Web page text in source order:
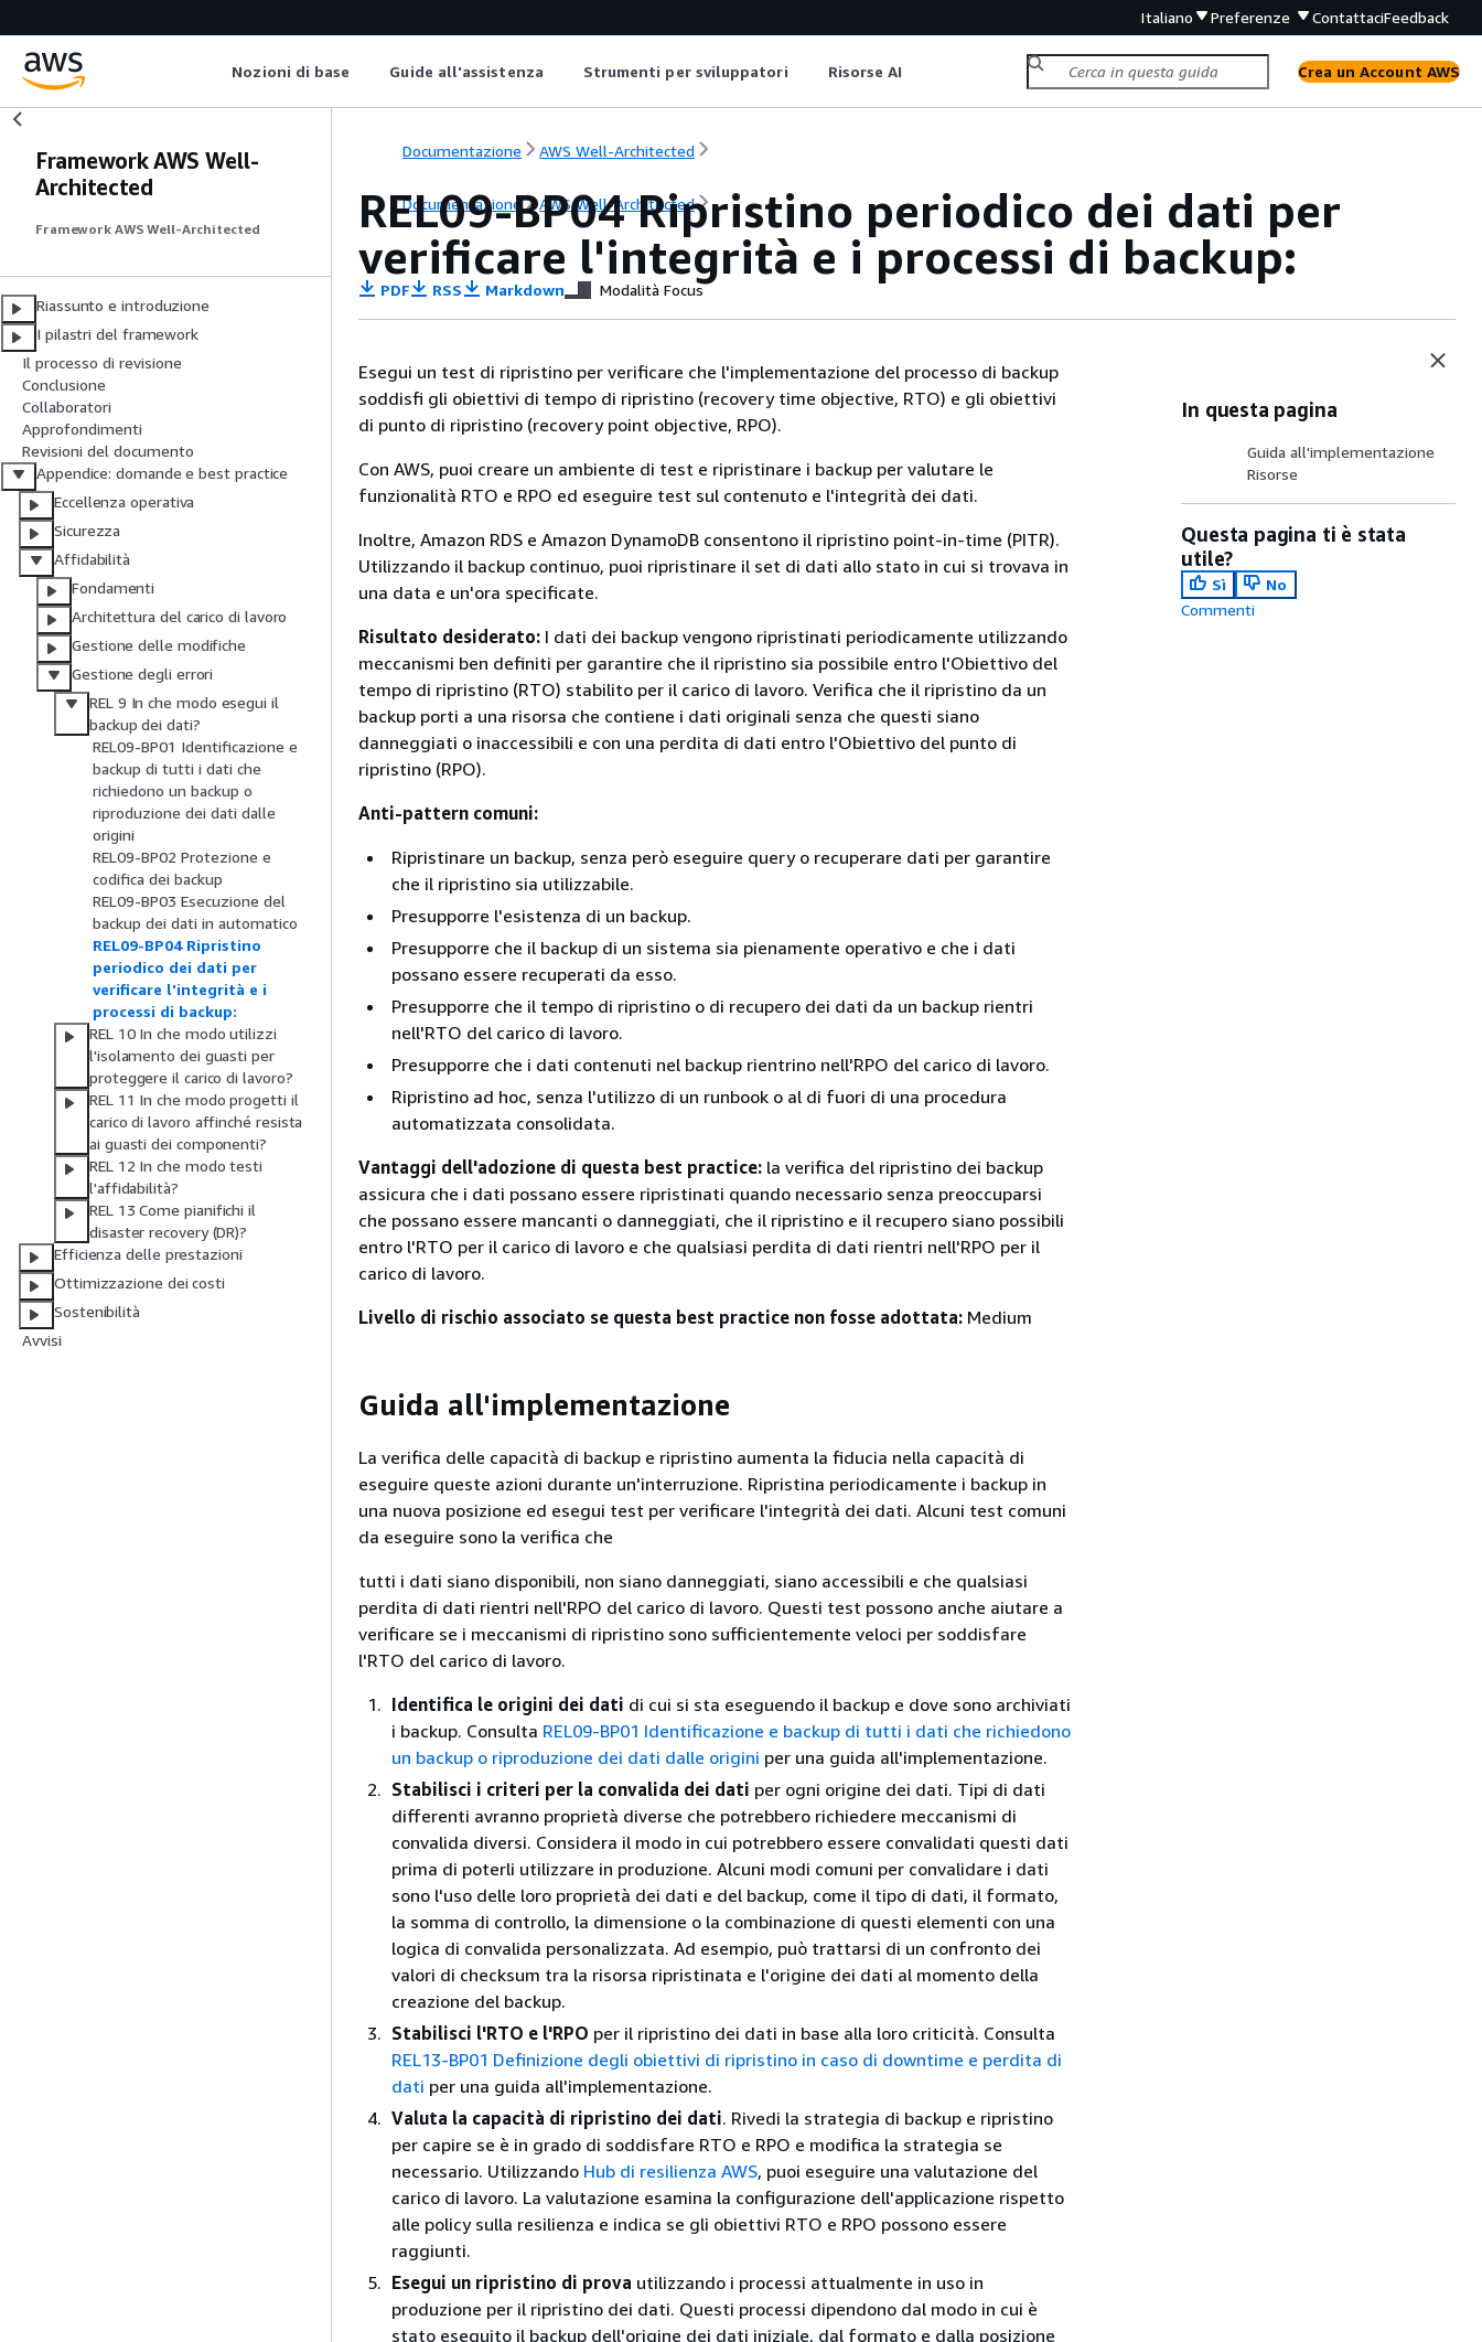
Italiano Preferenze ContattaciFeedback
Nozioni di base Guide all'assistenza Strumenti per sviluppatori Risorse AI Crea un Account AWS
Framework AWS Well-
Architected
Framework AWS Well-Architected
Riassunto e introduzione
I pilastri del framework
Il processo di revisione
Conclusione
Collaboratori
Approfondimenti
Revisioni del documento
Appendice: domande e best practice
Eccellenza operativa
Sicurezza
Affidabilità
Fondamenti
Architettura del carico di lavoro
Gestione delle modifiche
Gestione degli errori
REL 9 In che modo esegui il
backup dei dati?
REL09-BP01 Identificazione e
backup di tutti i dati che
richiedono un backup o
riproduzione dei dati dalle
origini
REL09-BP02 Protezione e
codifica dei backup
REL09-BP03 Esecuzione del
backup dei dati in automatico
REL09-BP04 Ripristino
periodico dei dati per
verificare l'integrità e i
processi di backup:
REL 10 In che modo utilizzi
l'isolamento dei guasti per
proteggere il carico di lavoro?
REL 11 In che modo progetti il
carico di lavoro affinché resista
ai guasti dei componenti?
REL 12 In che modo testi
l'affidabilità?
REL 13 Come pianifichi il
disaster recovery (DR)?
Efficienza delle prestazioni
Ottimizzazione dei costi
Sostenibilità
Avvisi
Documentazione AWS Well-Architected
Documentazione AWS Well-Architected
REL09-BP04 Ripristino periodico dei dati per
verificare l'integrità e i processi di backup:
PDF RSS Markdown Modalità Focus
Esegui un test di ripristino per verificare che l'implementazione del processo di backup
soddisfi gli obiettivi di tempo di ripristino (recovery time objective, RTO) e gli obiettivi
di punto di ripristino (recovery point objective, RPO).
Con AWS, puoi creare un ambiente di test e ripristinare i backup per valutare le
funzionalità RTO e RPO ed eseguire test sul contenuto e l'integrità dei dati.
Inoltre, Amazon RDS e Amazon DynamoDB consentono il ripristino point-in-time (PITR).
Utilizzando il backup continuo, puoi ripristinare il set di dati allo stato in cui si trovava in
una data e un'ora specificate.
Risultato desiderato: I dati dei backup vengono ripristinati periodicamente utilizzando
meccanismi ben definiti per garantire che il ripristino sia possibile entro l'Obiettivo del
tempo di ripristino (RTO) stabilito per il carico di lavoro. Verifica che il ripristino da un
backup porti a una risorsa che contiene i dati originali senza che questi siano
danneggiati o inaccessibili e con una perdita di dati entro l'Obiettivo del punto di
ripristino (RPO).
Anti-pattern comuni:
Ripristinare un backup, senza però eseguire query o recuperare dati per garantire
che il ripristino sia utilizzabile.
Presupporre l'esistenza di un backup.
Presupporre che il backup di un sistema sia pienamente operativo e che i dati
possano essere recuperati da esso.
Presupporre che il tempo di ripristino o di recupero dei dati da un backup rientri
nell'RTO del carico di lavoro.
Presupporre che i dati contenuti nel backup rientrino nell'RPO del carico di lavoro.
Ripristino ad hoc, senza l'utilizzo di un runbook o al di fuori di una procedura
automatizzata consolidata.
Vantaggi dell'adozione di questa best practice: la verifica del ripristino dei backup
assicura che i dati possano essere ripristinati quando necessario senza preoccuparsi
che possano essere mancanti o danneggiati, che il ripristino e il recupero siano possibili
entro l'RTO per il carico di lavoro e che qualsiasi perdita di dati rientri nell'RPO per il
carico di lavoro.
Livello di rischio associato se questa best practice non fosse adottata: Medium
Guida all'implementazione
La verifica delle capacità di backup e ripristino aumenta la fiducia nella capacità di
eseguire queste azioni durante un'interruzione. Ripristina periodicamente i backup in
una nuova posizione ed esegui test per verificare l'integrità dei dati. Alcuni test comuni
da eseguire sono la verifica che
tutti i dati siano disponibili, non siano danneggiati, siano accessibili e che qualsiasi
perdita di dati rientri nell'RPO del carico di lavoro. Questi test possono anche aiutare a
verificare se i meccanismi di ripristino sono sufficientemente veloci per soddisfare
l'RTO del carico di lavoro.
Identifica le origini dei dati di cui si sta eseguendo il backup e dove sono archiviati
i backup. Consulta REL09-BP01 Identificazione e backup di tutti i dati che richiedono
un backup o riproduzione dei dati dalle origini per una guida all'implementazione.
Stabilisci i criteri per la convalida dei dati per ogni origine dei dati. Tipi di dati
differenti avranno proprietà diverse che potrebbero richiedere meccanismi di
convalida diversi. Considera il modo in cui potrebbero essere convalidati questi dati
prima di poterli utilizzare in produzione. Alcuni modi comuni per convalidare i dati
sono l'uso delle loro proprietà dei dati e del backup, come il tipo di dati, il formato,
la somma di controllo, la dimensione o la combinazione di questi elementi con una
logica di convalida personalizzata. Ad esempio, può trattarsi di un confronto dei
valori di checksum tra la risorsa ripristinata e l'origine dei dati al momento della
creazione del backup.
Stabilisci l'RTO e l'RPO per il ripristino dei dati in base alla loro criticità. Consulta
REL13-BP01 Definizione degli obiettivi di ripristino in caso di downtime e perdita di
dati per una guida all'implementazione.
Valuta la capacità di ripristino dei dati. Rivedi la strategia di backup e ripristino
per capire se è in grado di soddisfare RTO e RPO e modifica la strategia se
necessario. Utilizzando Hub di resilienza AWS, puoi eseguire una valutazione del
carico di lavoro. La valutazione esamina la configurazione dell'applicazione rispetto
alle policy sulla resilienza e indica se gli obiettivi RTO e RPO possono essere
raggiunti.
Esegui un ripristino di prova utilizzando i processi attualmente in uso in
produzione per il ripristino dei dati. Questi processi dipendono dal modo in cui è
stato eseguito il backup dell'origine dei dati iniziale, dal formato e dalla posizione
In questa pagina
Guida all'implementazione
Risorse
Questa pagina ti è stata
utile?
Sì
No
Commenti